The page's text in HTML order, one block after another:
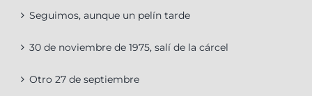
Seguimos, aunque un pelín tarde
30 de noviembre de 1975, salí de la cárcel
Otro 27 de septiembre